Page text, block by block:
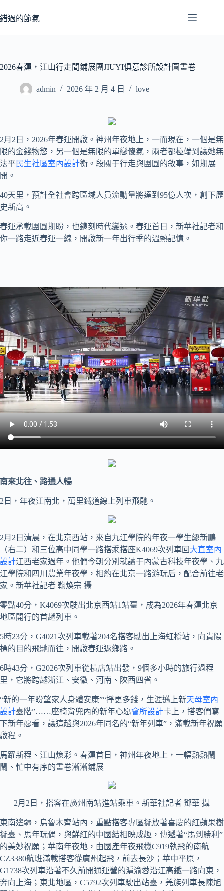
至
容
錯過的節氣
2026春運，江山行走間鋪展團JIUYI俱意診所設計圓畫卷
admin 2026 年 2 月 4 日 love
2月2日，2026年春運開啟。神州年夜地上，一而現在，一個是無
限的金錢物慾，另一個是無限的單戀傻氣，兩者都極端到讓她無
法平民生社區室內設計衡。段關于行走與團圓的敘事，如期展
開。
40天里，預計全社會跨區域人員流動量將達到95億人次，創下歷
史新高。
春運承載團圓期盼，也鐫刻時代變遷。春運首日，新華社記者和
你一路走近春運一線，開啟新一年出行季的溫熱記憶。
南來北往、路通人暢
2日，年夜江南北，萬里鐵道線上列車飛馳。
2月2日清晨，在北京西站，來自九江學院的年夜一學生繆新鵬
（右二）和三位高中同學一路搭乘搭座K4069次列車回 大直室內
設計江西老家過年。他們今朝分別就讀于內蒙古科技年夜學、九
江學院和四川農業年夜學，相約在北京一路游玩后，配合前往老
家。新華社記者 鞠煥宗 攝
零點40分，K4069次駛出北京西站1站臺，成為2026年春運北京
地區開行的首趟列車。
5時23分，G4021次列車載著204名搭客駛出上海虹橋站，向貴陽
標的目的飛馳而往，開啟春運返鄉路。
6時43分，G2026次列車從橫店站出發，9個多小時的旅行過程
里，它將跨越浙江、安徽、河南、陜西四省。
“新的一年盼望家人身體安康”“掙更多錢，生涯邁上新天母室內
設計臺階”……座椅背兜內的新年心愿會所設計卡上，搭客們寫
下新年愿看，讓這趟與2026年同名的“新年列車”，滿載新年祝願
啟程。
馬躍新程、江山煥彩。春運首日，神州年夜地上，一幅熱熱鬧
鬧、忙中有序的畫卷漸漸鋪展——
2月2日，搭客在廣州南站進站乘車。新華社記者 鄧華 攝
東南邊疆，烏魯木齊站內，重點搭客專區擺放著喜慶的紅蘋果樹
擺臺、馬年玩偶，與鮮紅的中國結相映成趣，傳遞著“馬到勝利”
的美妙祝願；華南年夜地，由國產年夜飛機C919執飛的南航
CZ3380航班滿載搭客從廣州起飛，前去長沙；華中平原，
G1738次列車沿著不久前開通運營的滬渝蓉沿江高鐵一路向東，
奔向上海；東北地區，C5792次列車駛出站臺，羌族列車長陳旭